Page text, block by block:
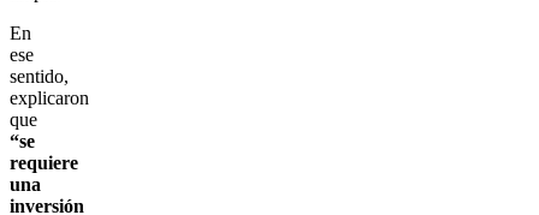
En
ese
sentido,
explicaron
que
“se
requiere
una
inversión